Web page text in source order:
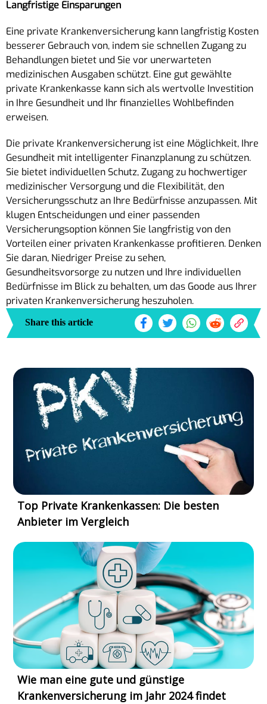
Langfristige Einsparungen
Eine private Krankenversicherung kann langfristig Kosten
besserer Gebrauch von, indem sie schnellen Zugang zu
Behandlungen bietet und Sie vor unerwarteten
medizinischen Ausgaben schützt. Eine gut gewählte
private Krankenkasse kann sich als wertvolle Investition
in Ihre Gesundheit und Ihr finanzielles Wohlbefinden
erweisen.
Die private Krankenversicherung ist eine Möglichkeit, Ihre
Gesundheit mit intelligenter Finanzplanung zu schützen.
Sie bietet individuellen Schutz, Zugang zu hochwertiger
medizinischer Versorgung und die Flexibilität, den
Versicherungsschutz an Ihre Bedürfnisse anzupassen. Mit
klugen Entscheidungen und einer passenden
Versicherungsoption können Sie langfristig von den
Vorteilen einer privaten Krankenkasse profitieren. Denken
Sie daran, Niedriger Preise zu sehen,
Gesundheitsvorsorge zu nutzen und Ihre individuellen
Bedürfnisse im Blick zu behalten, um das Goode aus Ihrer
privaten Krankenversicherung heszuholen.
Share this article
Top Private Krankenkassen: Die besten
Anbieter im Vergleich
Wie man eine gute und günstige
Krankenversicherung im Jahr 2024 findet